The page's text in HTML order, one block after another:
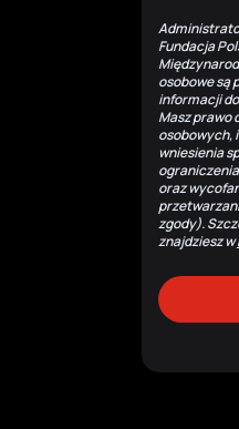
Fundacja
osobowe są
informacji
Masz prawo
osobowych,
wniesienia
oraz
zgody).
znajdziesz w